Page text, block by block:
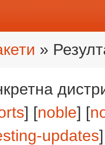
»
] [noble] [
updates